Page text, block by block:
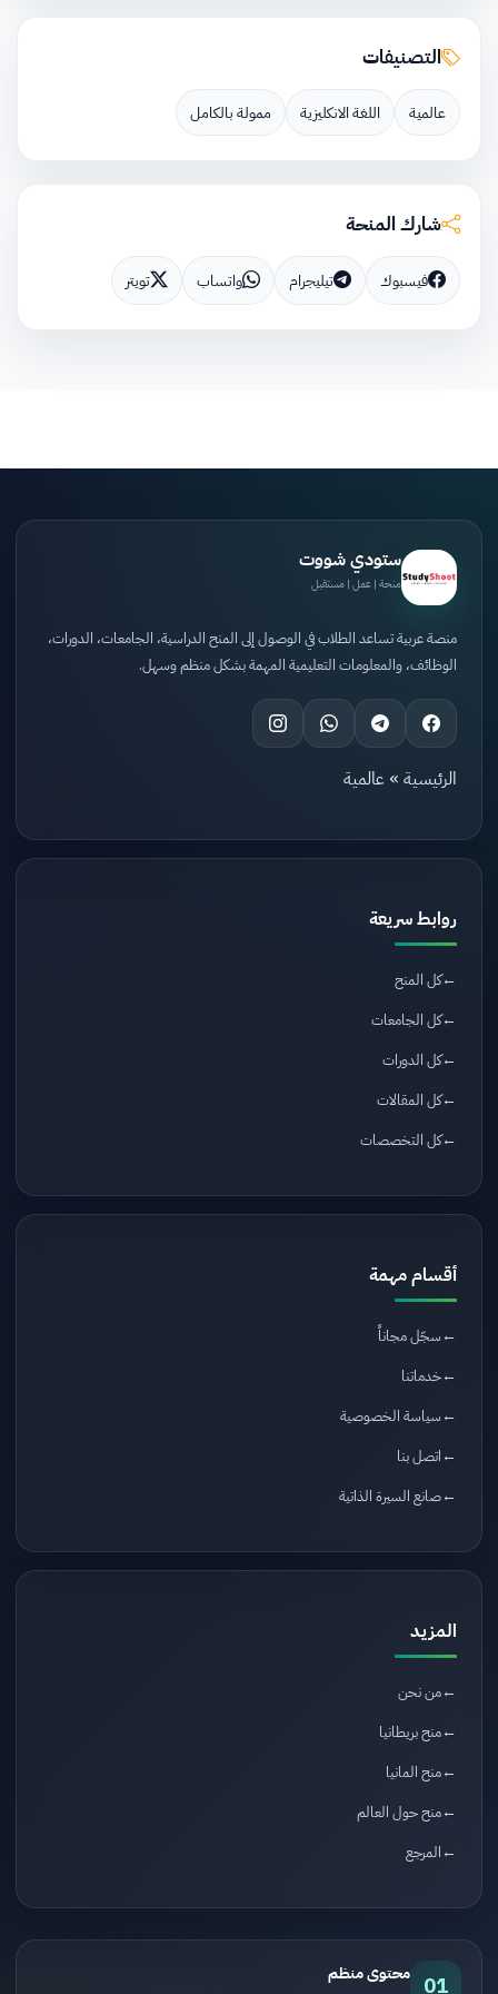
التصنيفات
عالمية اللغة الانكليزية ممولة بالكامل
شارك المنحة
فيسبوك تيليجرام واتساب تويتر
ستودي شووت
منحة | عمل | مستقبل
منصة عربية تساعد الطلاب في الوصول إلى المنح الدراسية، الجامعات، الدورات،
الوظائف، والمعلومات التعليمية المهمة بشكل منظم وسهل.
الرئيسية » عالمية
روابط سريعة
كل المنح
كل الجامعات
كل الدورات
كل المقالات
كل التخصصات
أقسام مهمة
سجّل مجاناً
خدماتنا
سياسة الخصوصية
اتصل بنا
صانع السيرة الذاتية
المزيد
من نحن
منح بريطانيا
منح المانيا
منح حول العالم
المرجع
01 محتوى منظم